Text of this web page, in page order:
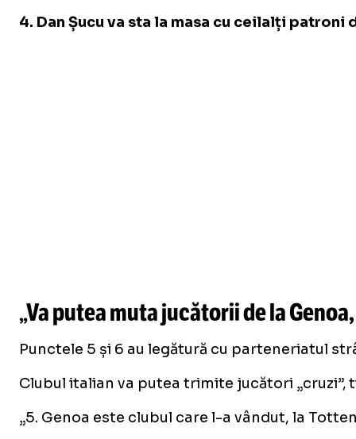
4. Dan Șucu va sta la masa cu ceilalți patroni
„Va putea muta jucătorii de la
Punctele 5 și 6 au legătură cu parteneriatul
Clubul italian va putea trimite jucători
„5. Genoa este clubul care l-a vândut, la